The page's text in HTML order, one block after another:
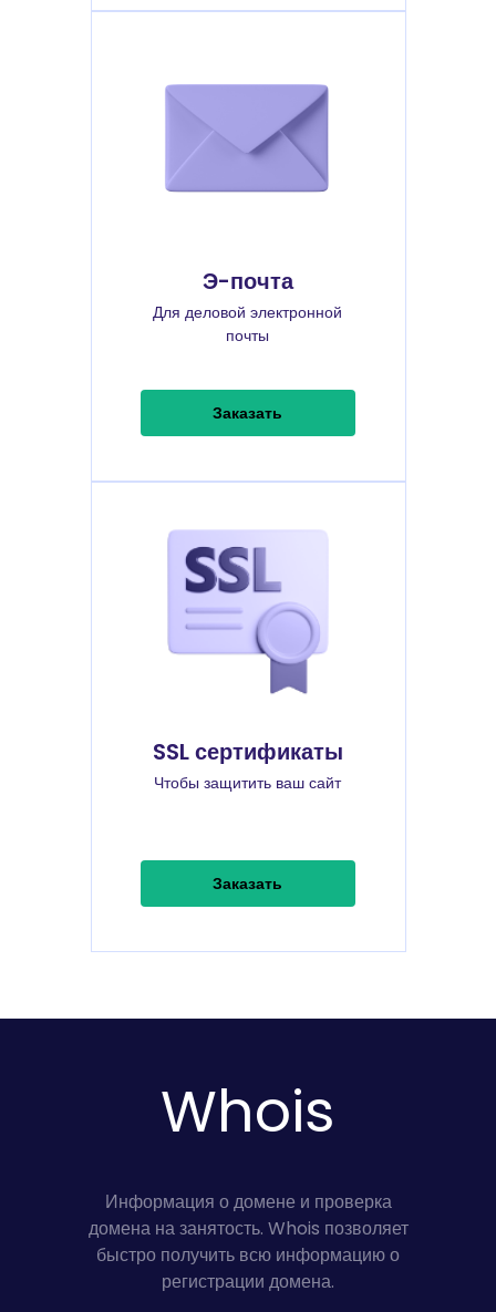
Э-почта
Для деловой электронной
почты
Заказать
SSL сертификаты
Чтобы защитить ваш сайт
Заказать
Whois
Информация о домене и проверка
домена на занятость. Whois позволяет
быстро получить всю информацию о
регистрации домена.